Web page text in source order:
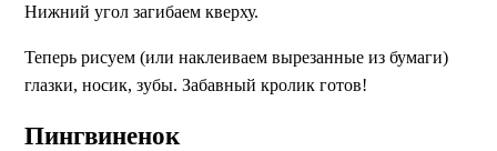
Нижний угол загибаем кверху.
Теперь рисуем (или наклеиваем вырезанные из бумаги)
глазки, носик, зубы. Забавный кролик готов!
Пингвиненок